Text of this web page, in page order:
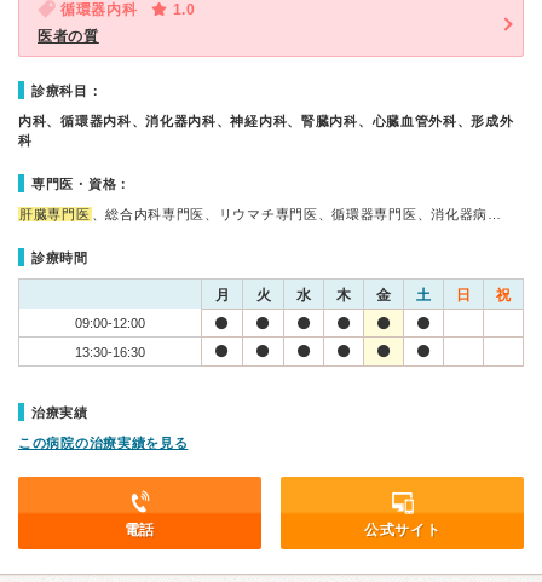
循環器内科
1.0
医者の質
診療科目：
内科、循環器内科、消化器内科、神経内科、腎臓内科、心臓血管外科、形成外
科
専門医・資格：
肝臓専門医 、総合内科専門医、リウマチ専門医、循環器専門医、消化器病…
診療時間
月 火 水 木 金 土 日 祝
09:00-12:00
13:30-16:30
治療実績
この病院の治療実績を見る
電話 公式サイト